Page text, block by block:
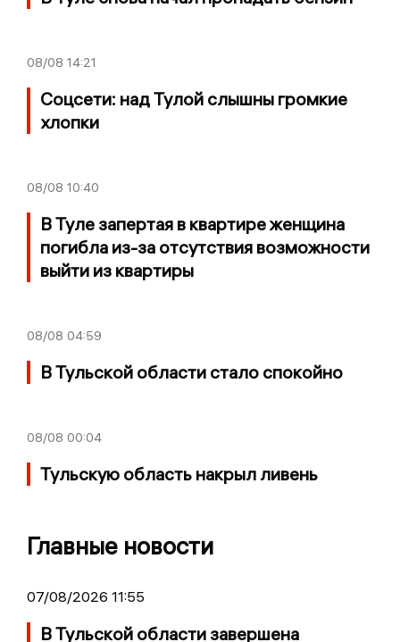
08/08 14:21
Соцсети: над Тулой слышны громкие
хлопки
08/08 10:40
В Туле запертая в квартире женщина
погибла из-за отсутствия возможности
выйти из квартиры
08/08 04:59
В Тульской области стало спокойно
08/08 00:04
Тульскую область накрыл ливень
Главные новости
07/08/2026 11:55
В Тульской области завершена